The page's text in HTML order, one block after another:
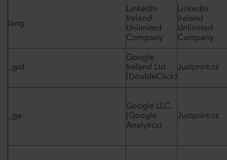
lang
LinkedIn
Ireland
Unlimited
Company
LinkedIn
Ireland
Unlimited
Company
_gid
Google
Ireland Ltd.
(DoubleClick)
Justprint.cz
_ga
Google LLC.
(Google
Analytics)
Justprint.cz